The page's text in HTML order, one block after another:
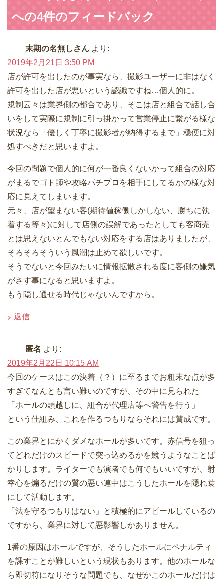
への4件のフィードバック
末期の名無しさん より:
2019年2月21日 3:50 PM
店が許可を出したのが事実なら、撮影ユーザーに非はなく
許可を出した店が悪いという認識ですね…個人的に。
規制云々は業界側の都合であり、そこは店と組合で話し合
いをして実際に規制に引っ掛かって営業停止に繋がる様な
状況なら「優しく丁寧に撮影者が納得するまで」穏便に対
処すべきだと思いますよ。
今回の問題で個人的に何が一番良くないかって組合の対応
がまるでゴト師や攻略パチプロを相手にしてるかの様な対
応に見えてしまいます。
元々、店が望まない客(期待値稼働しかしない、勝ちに執
着する等々)に対して店側の誤解であったとしても客商売
とは思えないとんでもない対応をする店はありましたが、
そろそろそういう風潮は止めて欲しいです。
そうでないと今回みたいに情報拡散される度に客側の嫌気
がさす事になると思いますよ。
もう隠し通せる時代じゃないんですから。
返信
匿名 より:
2019年2月22日 10:15 AM
今回のケースはこの決着（？）に至るまでお粗末な点が多
すぎてなんとも言い難いのですが、その中に見られた
「ホールの頭越しに、組合が代理店等へ警告を行う」
という仕組み、これを作るつもりならそれには賛成です。
この業界とにかくダメなホールが多いです。赤信号を狙っ
てどれだけのスピードで突っ込めるかを競うようなことば
かりします。ライターでも演者でも何でもいいですが、射
幸心を煽るだけの質の悪い連中はこうしたホールを隠れ蓑
にして活動します。
「法を守るつもりはない」と積極的にアピールしているの
ですから、業界に対して悪影響しかありません。
1番の原因はホールですが、そうしたホールにペナルティ
を課すことが難しいという現状もあります。他のホールな
ら即切符になりそうな問題でも、なぜかこのホールだけは